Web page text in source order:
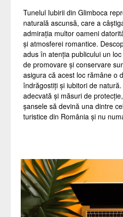
Tunelul Iubirii din Glimboca
naturală ascunsă, care a
admirația multor oameni
și atmosferei romantice.
adus în atenția publicului un
de promovare și conservare
asigura că acest loc rămâne o
îndrăgostiți și iubitori de
adecvată și măsuri de
șansele să devină una dintre
turistice din România și nu